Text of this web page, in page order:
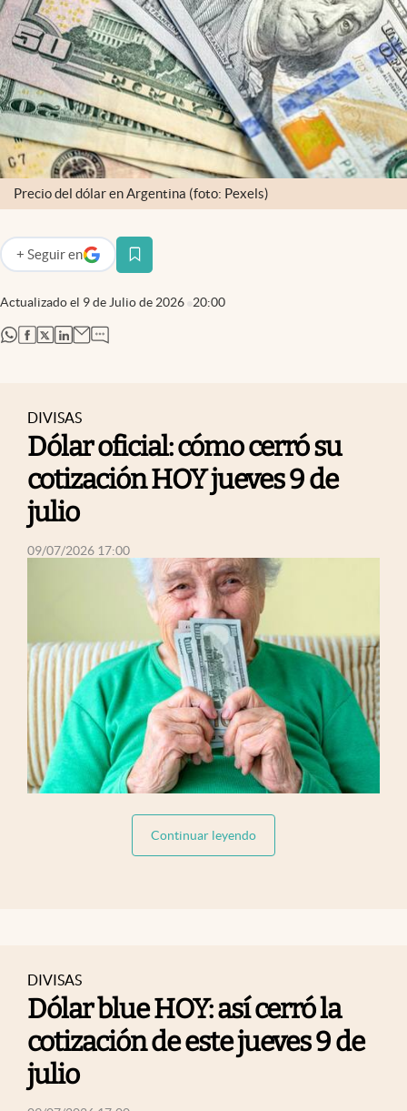
Eventos Corporativos
El Cronista Studio
Mediakit
abre en nueva pestaña
Argentina
Precio del dólar en Argentina (foto: Pexels)
Actualizado el 9 de Julio de 2026 20:00
+ Seguir en
abre en nueva pestaña
abre en nueva pestaña
abre en nueva pestaña
abre en nueva pestaña
abre en nueva pestaña
DIVISAS
Dólar oficial: cómo cerró su
cotización HOY jueves 9 de
julio
09/07/2026 17:00
Continuar leyendoabre en nueva pestaña
DIVISAS
Dólar blue HOY: así cerró la
cotización de este jueves 9 de
julio